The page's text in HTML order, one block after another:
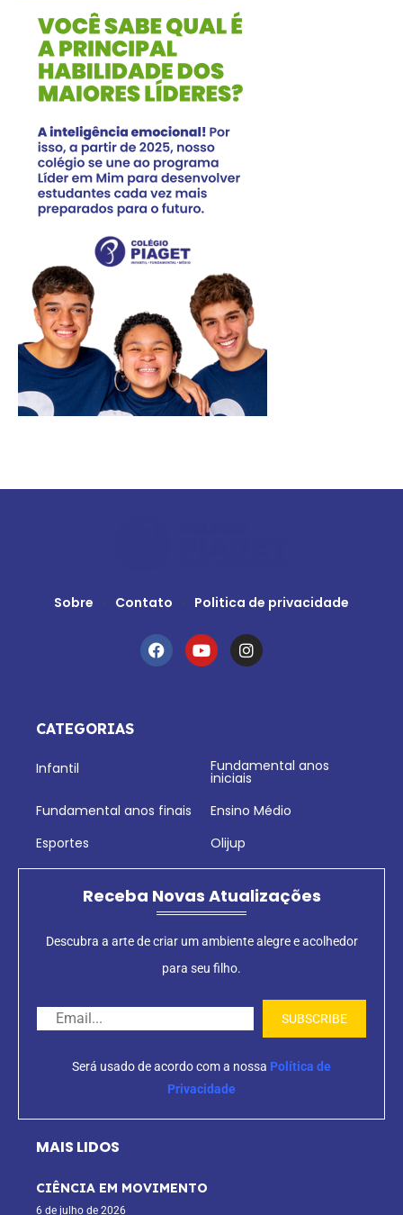
Sobre Contato Politica de privacidade
CATEGORIAS
Infantil Fundamental anos
iniciais
Fundamental anos finais
Ensino Médio
Esportes
Olijup
Receba Novas Atualizações
Descubra a arte de criar um ambiente alegre e acolhedor
para seu filho.
Será usado de acordo com a nossa Política de
Privacidade
MAIS LIDOS
CIÊNCIA EM MOVIMENTO
6 de julho de 2026